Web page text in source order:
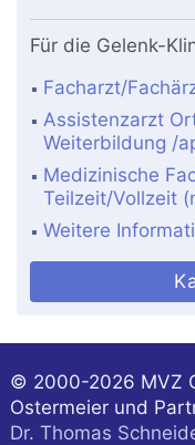
Für die Gelenk-
Facharzt/
Assistenzarzt
Weiterbildung /
Medizinische
Teilzeit/Vollzeit
Weitere
© 2000-2026 MVZ
Ostermeier und
Dr. Thomas